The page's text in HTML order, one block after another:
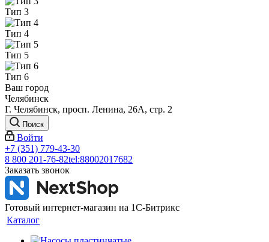
Тип 3
Тип 4
Тип 5
Тип 6
Ваш город
Челябинск
Г. Челябинск, просп. Ленина, 26А, стр. 2
Поиск
Войти
+7 (351) 779-43-30
8 800 201-76-82tel:88002017682
Заказать звонок
Готовый интернет-магазин на 1С-Битрикс
Каталог